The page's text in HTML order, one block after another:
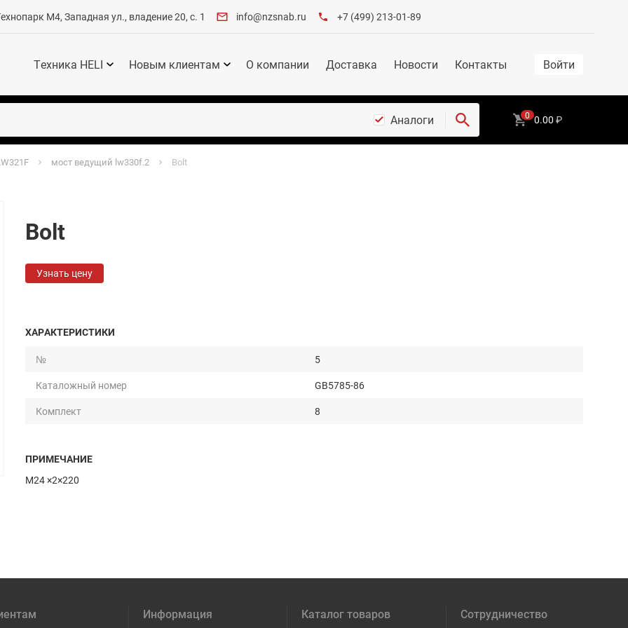
М4, Западная ул., владение 20, с. 1 info@nzsnab.ru +7 (499) 213-01-89
Техника HELI Новым клиентам О компании Доставка Новости Контакты Войти
Аналоги 0 0.00 ₽
мост ведущий lw330f.2 Bolt
Bolt
Узнать цену
ХАРАКТЕРИСТИКИ
№
5
Каталожный номер
GB5785-86
Комплект
8
ПРИМЕЧАНИЕ
M24 ×2×220
Информация Каталог товаров Сотрудничество